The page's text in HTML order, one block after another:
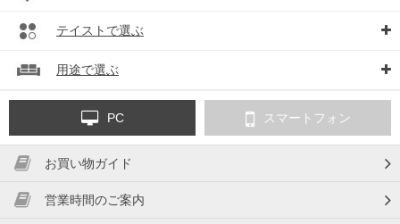
テイストで選ぶ
用途で選ぶ
PC スマートフォン
お買い物ガイド
営業時間のご案内